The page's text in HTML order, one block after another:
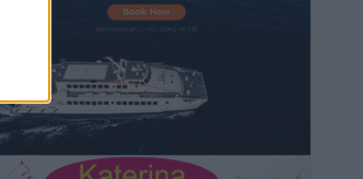
πριν 7 ώρες
Άρης Αρχαγγέλου: Στο πλευρό του
άτυχου Ιάκωβου Θωμά
Αθλητικά• πριν 7 ώρες